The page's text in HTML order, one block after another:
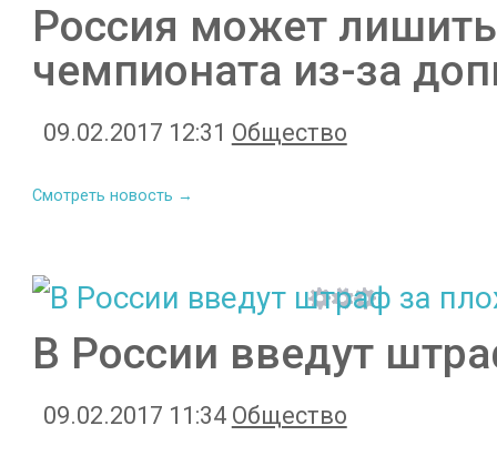
Россия может
чемпионата из-за
09.02.2017 12:31 Общество
Смотреть новость →
В России введут
09.02.2017 11:34 Общество